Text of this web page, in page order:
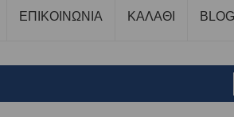
ΕΠΙΚΟΙΝΩΝΙΑ ΚΑΛΑΘΙ BLOG